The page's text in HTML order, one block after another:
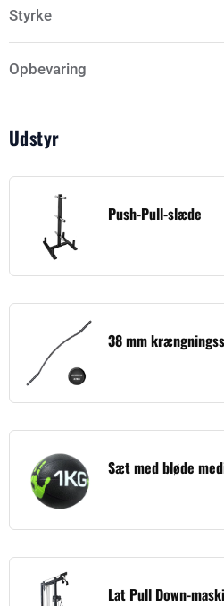
Styrke
Opbevaring
Udstyr
Push-Pull-slæde
38 mm
Sæt med bløde
Lat Pull Down-